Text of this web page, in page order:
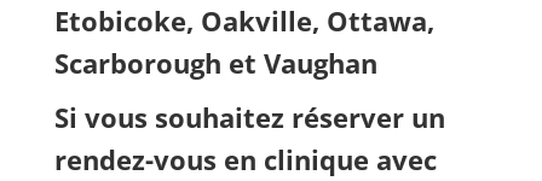
Etobicoke, Oakville, Ottawa,
Scarborough et Vaughan
Si vous souhaitez réserver un
rendez-vous en clinique avec